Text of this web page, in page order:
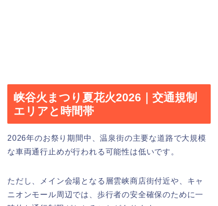
峡谷火まつり夏花火2026｜交通規制
エリアと時間帯
2026年のお祭り期間中、温泉街の主要な道路で大規模
な車両通行止めが行われる可能性は低いです。
ただし、メイン会場となる層雲峡商店街付近や、キャ
ニオンモール周辺では、歩行者の安全確保のために一